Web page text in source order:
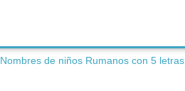
Nombres de niños Rumanos con 5 letras